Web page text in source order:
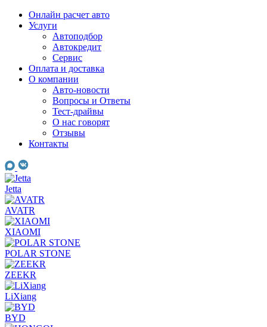
Skip
Онлайн расчет авто
Услуги
Автоподбор
Автокредит
Сервис
Оплата и доставка
О компании
Авто-новости
Вопросы и Ответы
Тест-драйвы
О нас говорят
Отзывы
Контакты
Jetta
AVATR
XIAOMI
POLAR STONE
ZEEKR
LiXiang
BYD